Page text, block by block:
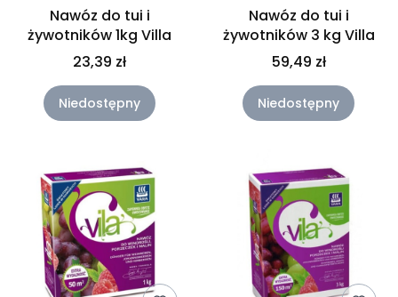
Nawóz do tui i
żywotników 1kg Villa
23,39 zł
Niedostępny
Nawóz do tui i
żywotników 3 kg Villa
59,49 zł
Niedostępny